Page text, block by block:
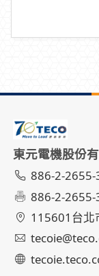
東元電機股份
886-2-2655-
886-2-2655-
115601台北